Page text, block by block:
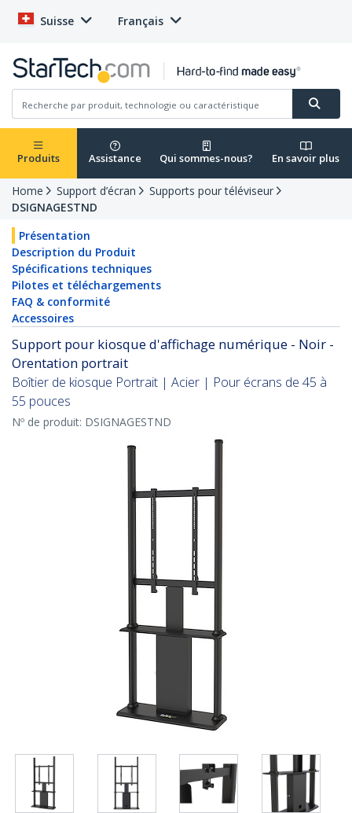
Suisse Français
Produits Assistance Qui sommes-nous? En savoir plus
Home Support d’écran
Supports pour téléviseur
DSIGNAGESTND
Présentation
Description du Produit
Spécifications techniques
Pilotes et téléchargements
FAQ & conformité
Accessoires
Support pour kiosque d'affichage numérique - Noir -
Orentation portrait
Boîtier de kiosque Portrait | Acier | Pour écrans de 45 à
55 pouces
Nº de produit: DSIGNAGESTND